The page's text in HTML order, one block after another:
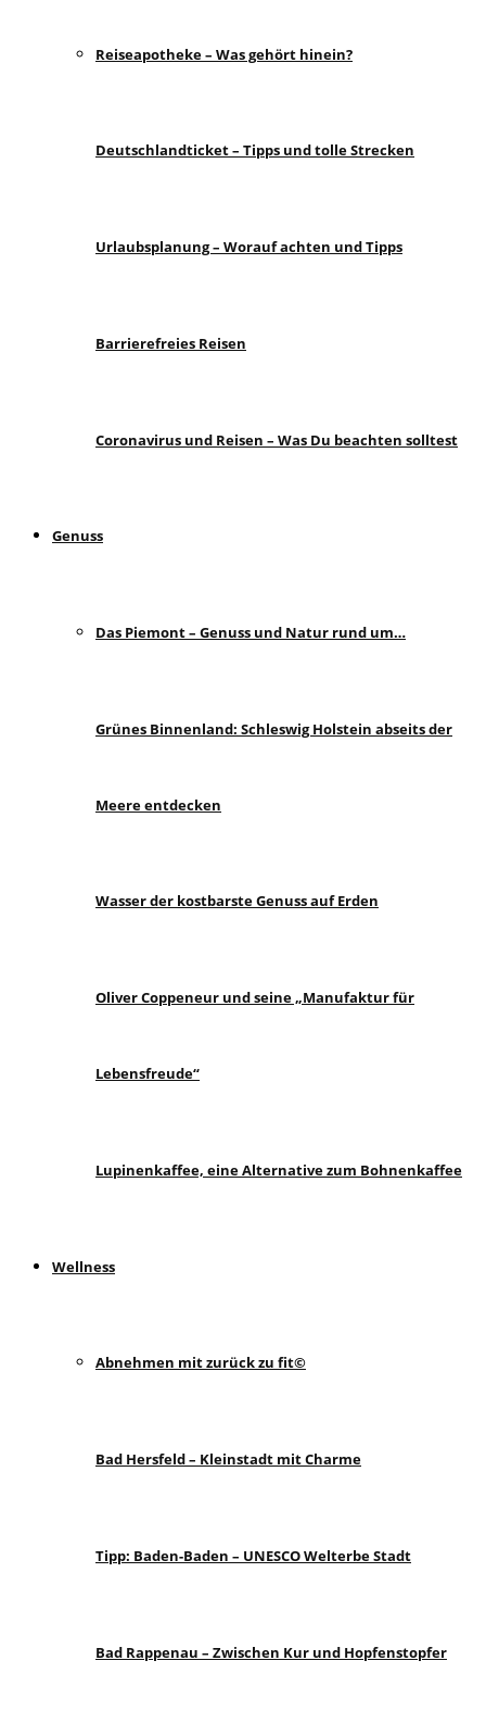
Reiseapotheke – Was gehört hinein?
Deutschlandticket – Tipps und tolle Strecken
Urlaubsplanung – Worauf achten und Tipps
Barrierefreies Reisen
Coronavirus und Reisen – Was Du beachten solltest
Genuss
Das Piemont – Genuss und Natur rund um…
Grünes Binnenland: Schleswig Holstein abseits der
Meere entdecken
Wasser der kostbarste Genuss auf Erden
Oliver Coppeneur und seine „Manufaktur für
Lebensfreude“
Lupinenkaffee, eine Alternative zum Bohnenkaffee
Wellness
Abnehmen mit zurück zu fit©
Bad Hersfeld – Kleinstadt mit Charme
Tipp: Baden-Baden – UNESCO Welterbe Stadt
Bad Rappenau – Zwischen Kur und Hopfenstopfer